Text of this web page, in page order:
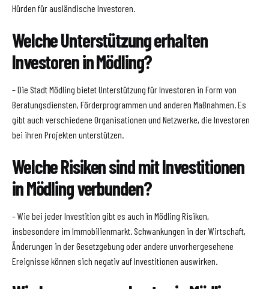
Hürden für ausländische Investoren.
Welche Unterstützung erhalten
Investoren in Mödling?
– Die Stadt Mödling bietet Unterstützung für Investoren in Form von
Beratungsdiensten, Förderprogrammen und anderen Maßnahmen. Es
gibt auch verschiedene Organisationen und Netzwerke, die Investoren
bei ihren Projekten unterstützen.
Welche Risiken sind mit Investitionen
in Mödling verbunden?
– Wie bei jeder Investition gibt es auch in Mödling Risiken,
insbesondere im Immobilienmarkt. Schwankungen in der Wirtschaft,
Änderungen in der Gesetzgebung oder andere unvorhergesehene
Ereignisse können sich negativ auf Investitionen auswirken.